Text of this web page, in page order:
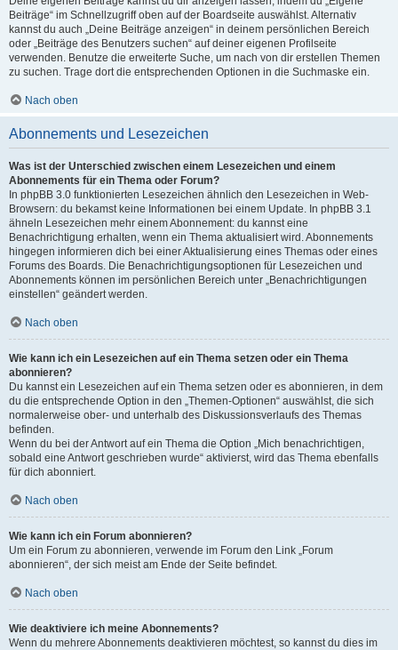
Beiträge“ im Schnellzugriff oben auf der Boardseite auswählst. Alternativ
kannst du auch „Deine Beiträge anzeigen“ in deinem persönlichen Bereich
oder „Beiträge des Benutzers suchen“ auf deiner eigenen Profilseite
verwenden. Benutze die erweiterte Suche, um nach von dir erstellen Themen
zu suchen. Trage dort die entsprechenden Optionen in die Suchmaske ein.
Nach oben
Abonnements und Lesezeichen
Was ist der Unterschied zwischen einem Lesezeichen und einem
Abonnements für ein Thema oder Forum?
In phpBB 3.0 funktionierten Lesezeichen ähnlich den Lesezeichen in Web-
Browsern: du bekamst keine Informationen bei einem Update. In phpBB 3.1
ähneln Lesezeichen mehr einem Abonnement: du kannst eine
Benachrichtigung erhalten, wenn ein Thema aktualisiert wird. Abonnements
hingegen informieren dich bei einer Aktualisierung eines Themas oder eines
Forums des Boards. Die Benachrichtigungsoptionen für Lesezeichen und
Abonnements können im persönlichen Bereich unter „Benachrichtigungen
einstellen“ geändert werden.
Nach oben
Wie kann ich ein Lesezeichen auf ein Thema setzen oder ein Thema
abonnieren?
Du kannst ein Lesezeichen auf ein Thema setzen oder es abonnieren, in dem
du die entsprechende Option in den „Themen-Optionen“ auswählst, die sich
normalerweise ober- und unterhalb des Diskussionsverlaufs des Themas
befinden.
Wenn du bei der Antwort auf ein Thema die Option „Mich benachrichtigen,
sobald eine Antwort geschrieben wurde“ aktivierst, wird das Thema ebenfalls
für dich abonniert.
Nach oben
Wie kann ich ein Forum abonnieren?
Um ein Forum zu abonnieren, verwende im Forum den Link „Forum
abonnieren“, der sich meist am Ende der Seite befindet.
Nach oben
Wie deaktiviere ich meine Abonnements?
Wenn du mehrere Abonnements deaktivieren möchtest, so kannst du dies im